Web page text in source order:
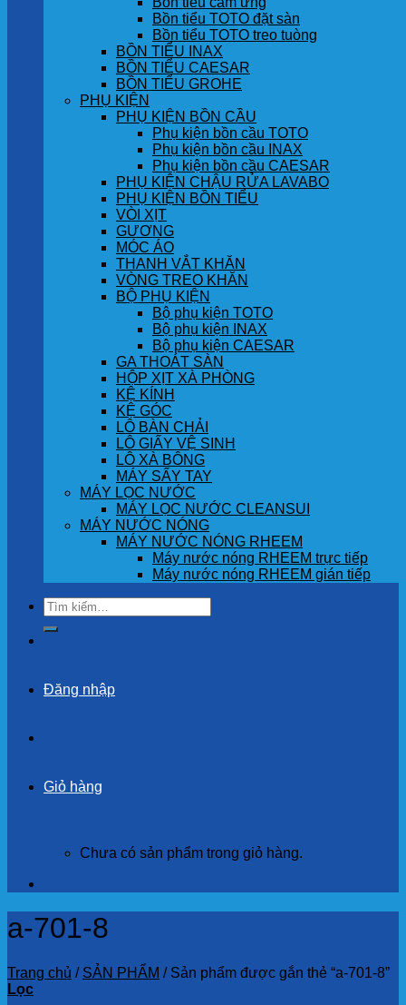
Bồn tiểu TOTO đặt sàn
Bồn tiểu TOTO treo tuòng
BỒN TIỂU INAX
BỒN TIỂU CAESAR
BỒN TIỂU GROHE
PHỤ KIỆN
PHỤ KIỆN BỒN CẦU
Phụ kiện bồn cầu TOTO
Phụ kiện bồn cầu INAX
Phụ kiện bồn cầu CAESAR
PHỤ KIỆN CHẬU RỬA LAVABO
PHỤ KIỆN BỒN TIỂU
VÒI XỊT
GƯƠNG
MÓC ÁO
THANH VẮT KHĂN
VÒNG TREO KHĂN
BỘ PHỤ KIỆN
Bộ phụ kiện TOTO
Bộ phụ kiện INAX
Bộ phụ kiện CAESAR
GA THOÁT SÀN
HỘP XỊT XÀ PHÒNG
KỆ KÍNH
KỆ GÓC
LÔ BÀN CHẢI
LÔ GIẤY VỆ SINH
LÔ XÀ BÔNG
MÁY SẤY TAY
MÁY LỌC NƯỚC
MÁY LỌC NƯỚC CLEANSUI
MÁY NƯỚC NÓNG
MÁY NƯỚC NÓNG RHEEM
Máy nước nóng RHEEM trực tiếp
Máy nước nóng RHEEM gián tiếp
Tìm
kiếm:
Đăng nhập
Giỏ hàng
Chưa có sản phẩm trong giỏ hàng.
a-701-8
Trang chủ / SẢN PHẨM /Sản phẩm được gắn thẻ “a-701-8”
Lọc